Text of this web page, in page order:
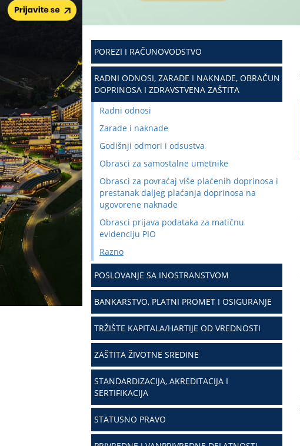
POREZI I RAČUNOVODSTVO
RADNI ODNOSI, ZARADE I NAKNADE, OBRAČUN
DOPRINOSA I ZDRAVSTVENA ZAŠTITA
Radni odnosi
Zarade i naknade
Godišnji odmori i odsustva
Obrasci za samostalne umetnike
Obrasci za povraćaj više plaćenih doprinosa i
prestanak daljeg plaćanja doprinosa na
ugovorene naknade
Obrasci prijava podataka za matičnu
evidenciju PIO
Razno
POSLOVANJE SA INOSTRANSTVOM
BANKARSTVO, PLATNI PROMET I OSIGURANJE
TRŽIŠTE KAPITALA/HARTIJE OD VREDNOSTI
ZAŠTITA ŽIVOTNE SREDINE
STANDARDIZACIJA, AKREDITACIJA I
SERTIFIKACIJA
STATUSNO PRAVO